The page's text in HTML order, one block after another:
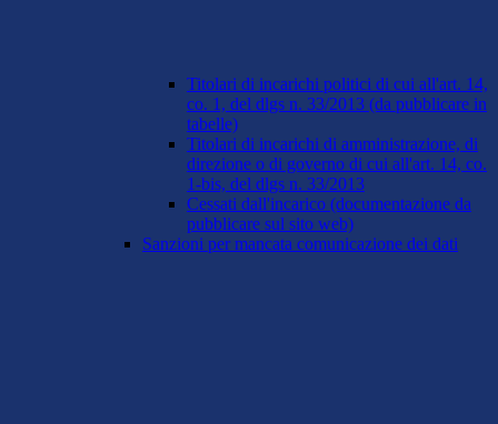
Titolari di incarichi politici di cui all'art. 14,
co. 1, del dlgs n. 33/2013 (da pubblicare in
tabelle)
Titolari di incarichi di amministrazione, di
direzione o di governo di cui all'art. 14, co.
1-bis, del dlgs n. 33/2013
Cessati dall'incarico (documentazione da
pubblicare sul sito web)
Sanzioni per mancata comunicazione dei dati